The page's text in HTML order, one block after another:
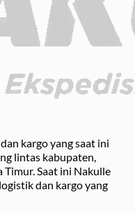
kargo yang saat ini
lintas kabupaten,
Saat ini Nakulle
dan kargo yang